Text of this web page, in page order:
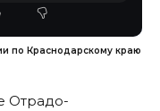
по Краснодарскому краю
Отрадо-